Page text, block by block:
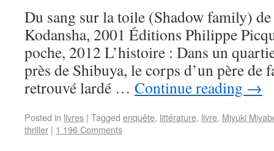
Du sang sur la toile (Shadow family)
Kodansha, 2001 Éditions Philippe
poche, 2012 L’histoire : Dans un
près de Shibuya, le corps d’un père de
retrouvé lardé … Continue reading →
Posted in livres | Tagged enquête, littérature, livre, Miyuki
thriller | 1 196 Comments